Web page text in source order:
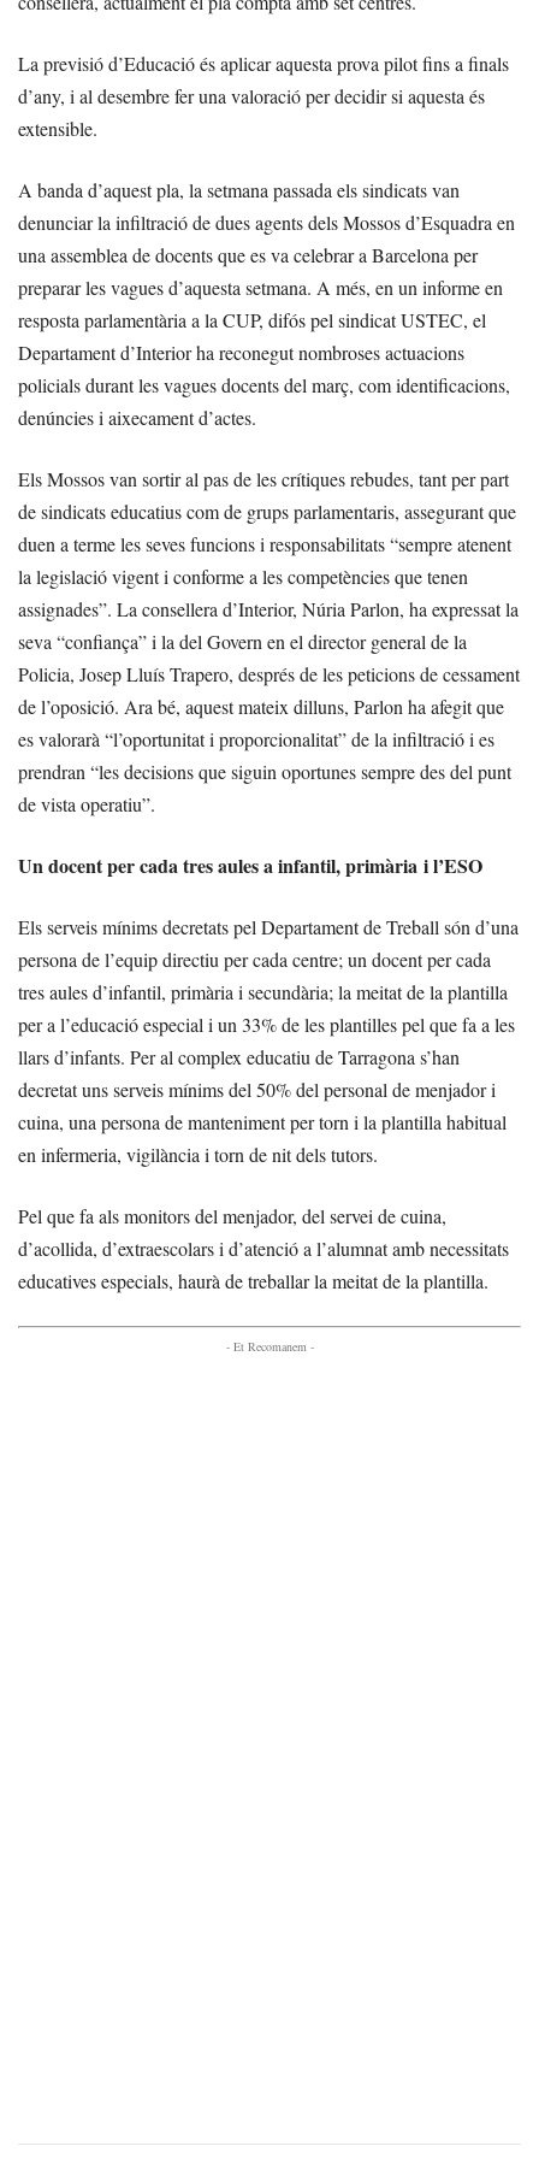
La previsió d’Educació és aplicar aquesta prova pilot fins a finals
d’any, i al desembre fer una valoració per decidir si aquesta és
extensible.
A banda d’aquest pla, la setmana passada els sindicats van
denunciar la infiltració de dues agents dels Mossos d’Esquadra en
una assemblea de docents que es va celebrar a Barcelona per
preparar les vagues d’aquesta setmana. A més, en un informe en
resposta parlamentària a la CUP, difós pel sindicat USTEC, el
Departament d’Interior ha reconegut nombroses actuacions
policials durant les vagues docents del març, com identificacions,
denúncies i aixecament d’actes.
Els Mossos van sortir al pas de les crítiques rebudes, tant per part
de sindicats educatius com de grups parlamentaris, assegurant que
duen a terme les seves funcions i responsabilitats “sempre atenent
la legislació vigent i conforme a les competències que tenen
assignades”. La consellera d’Interior, Núria Parlon, ha expressat la
seva “confiança” i la del Govern en el director general de la
Policia, Josep Lluís Trapero, després de les peticions de cessament
de l’oposició. Ara bé, aquest mateix dilluns, Parlon ha afegit que
es valorarà “l’oportunitat i proporcionalitat” de la infiltració i es
prendran “les decisions que siguin oportunes sempre des del punt
de vista operatiu”.
Un docent per cada tres aules a infantil, primària i l’ESO
Els serveis mínims decretats pel Departament de Treball són d’una
persona de l’equip directiu per cada centre; un docent per cada
tres aules d’infantil, primària i secundària; la meitat de la plantilla
per a l’educació especial i un 33% de les plantilles pel que fa a les
llars d’infants. Per al complex educatiu de Tarragona s’han
decretat uns serveis mínims del 50% del personal de menjador i
cuina, una persona de manteniment per torn i la plantilla habitual
en infermeria, vigilància i torn de nit dels tutors.
Pel que fa als monitors del menjador, del servei de cuina,
d’acollida, d’extraescolars i d’atenció a l’alumnat amb necessitats
educatives especials, haurà de treballar la meitat de la plantilla.
- Et Recomanem -